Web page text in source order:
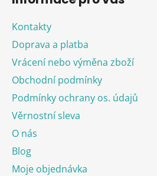
Kontakty
Doprava a platba
Vrácení nebo výměna zboží
Obchodní podmínky
Podmínky ochrany os. údajů
Věrnostní sleva
O nás
Blog
Moje objednávka